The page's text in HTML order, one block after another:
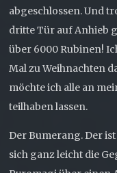
25.1.12 Ebene 3
(Ebene 2 Komplett)
25.1.12 Endlich: Sie
-endlich ist auch die
entschuldige mich
musste ja erstmal
150h gekostet hat.
-Endlich ist die
noch Ebene drei
-Danke für eure
-Ich spreche noch
abgeschlossen. Und
dritte Tür auf Anhieb
über 6000 Rubinen!
Mal zu Weihnachten
möchte ich alle an
teilhaben lassen.
Der Bumerang. Der
sich ganz leicht die